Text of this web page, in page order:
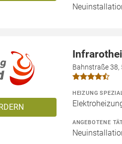
Bahnstraße 38,
HEIZUNG
ANGEBOTENE